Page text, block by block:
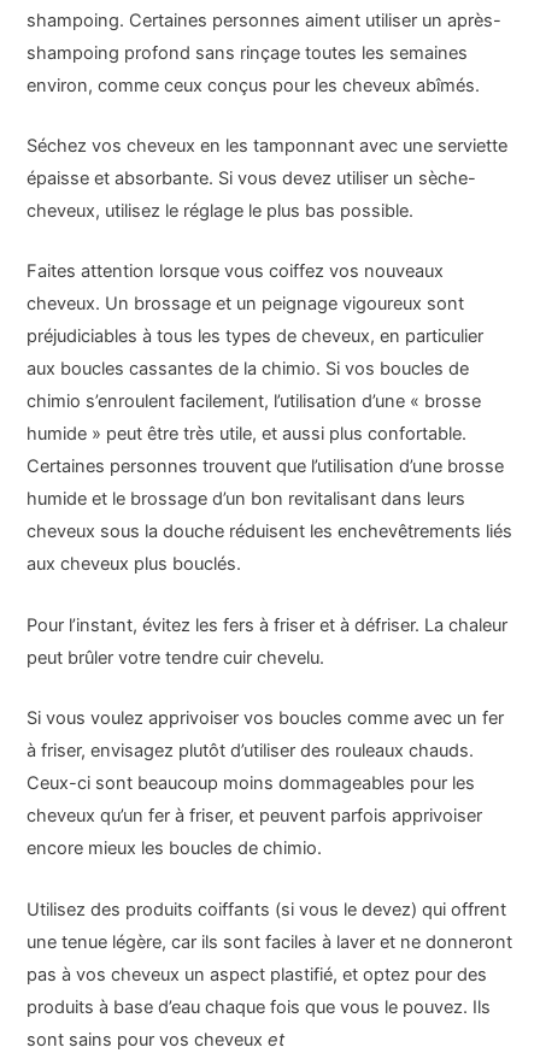
shampoing. Certaines personnes aiment utiliser un après-
shampoing profond sans rinçage toutes les semaines
environ, comme ceux conçus pour les cheveux abîmés.
Séchez vos cheveux en les tamponnant avec une serviette
épaisse et absorbante. Si vous devez utiliser un sèche-
cheveux, utilisez le réglage le plus bas possible.
Faites attention lorsque vous coiffez vos nouveaux
cheveux. Un brossage et un peignage vigoureux sont
préjudiciables à tous les types de cheveux, en particulier
aux boucles cassantes de la chimio. Si vos boucles de
chimio s’enroulent facilement, l’utilisation d’une « brosse
humide » peut être très utile, et aussi plus confortable.
Certaines personnes trouvent que l’utilisation d’une brosse
humide et le brossage d’un bon revitalisant dans leurs
cheveux sous la douche réduisent les enchevêtrements liés
aux cheveux plus bouclés.
Pour l’instant, évitez les fers à friser et à défriser. La chaleur
peut brûler votre tendre cuir chevelu.
Si vous voulez apprivoiser vos boucles comme avec un fer
à friser, envisagez plutôt d’utiliser des rouleaux chauds.
Ceux-ci sont beaucoup moins dommageables pour les
cheveux qu’un fer à friser, et peuvent parfois apprivoiser
encore mieux les boucles de chimio.
Utilisez des produits coiffants (si vous le devez) qui offrent
une tenue légère, car ils sont faciles à laver et ne donneront
pas à vos cheveux un aspect plastifié, et optez pour des
produits à base d’eau chaque fois que vous le pouvez. Ils
sont sains pour vos cheveuxet